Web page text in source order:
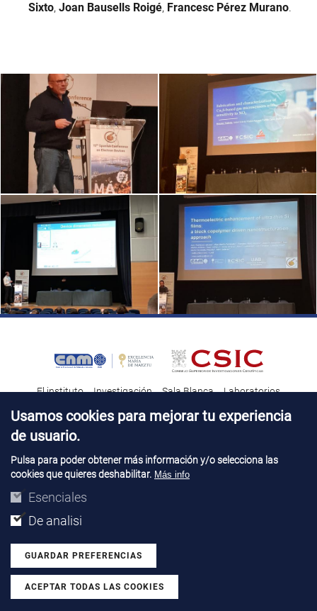
Sixto, Joan Bausells Roigé, Francesc Pérez Murano.
El instituto Investigación Sala Blanca
Laboratorios
Transferencia tecnológica
Noticias & Divulgación Destacados
Contacto Talento
Aviso Legal Perfil del contatante © Copyright 2026. IMB-CNM
Usamos cookies para mejorar tu experiencia
de usuario.
Pulsa para poder obtener más información y/o selecciona las
cookies que quieres deshabilitar. Más info
Esenciales
De analisi
GUARDAR PREFERENCIAS
ACEPTAR TODAS LAS COOKIES